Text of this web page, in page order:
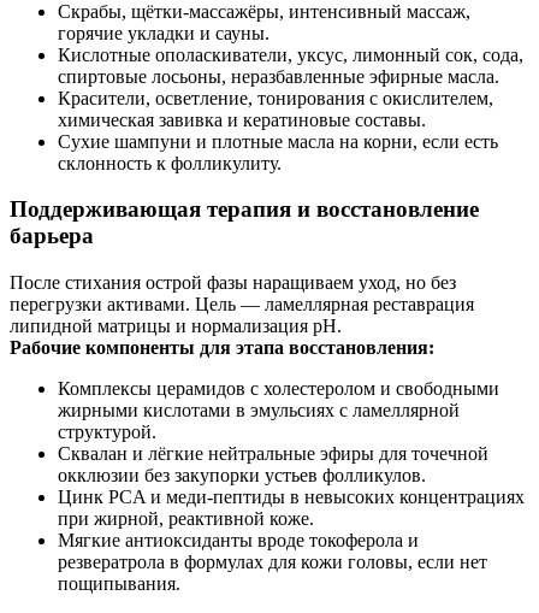
Скрабы, щётки‑массажёры, интенсивный массаж,
горячие укладки и сауны.
Кислотные ополаскиватели, уксус, лимонный сок, сода,
спиртовые лосьоны, неразбавленные эфирные масла.
Красители, осветление, тонирования с окислителем,
химическая завивка и кератиновые составы.
Сухие шампуни и плотные масла на корни, если есть
склонность к фолликулиту.
Поддерживающая терапия и восстановление
барьера
После стихания острой фазы наращиваем уход, но без
перегрузки активами. Цель — ламеллярная реставрация
липидной матрицы и нормализация pH.
Рабочие компоненты для этапа восстановления:
Комплексы церамидов с холестеролом и свободными
жирными кислотами в эмульсиях с ламеллярной
структурой.
Сквалан и лёгкие нейтральные эфиры для точечной
окклюзии без закупорки устьев фолликулов.
Цинк PCA и меди‑пептиды в невысоких концентрациях
при жирной, реактивной коже.
Мягкие антиоксиданты вроде токоферола и
резвератрола в формулах для кожи головы, если нет
пощипывания.